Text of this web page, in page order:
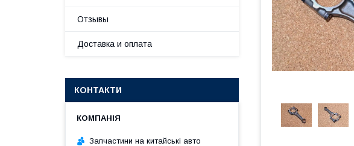
Отзывы
Доставка и оплата
КОНТАКТИ
Запчастини на китайські авто